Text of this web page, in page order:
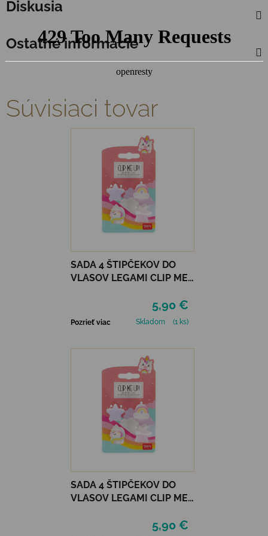
Diskusia
Ostatné informácie
Súvisiaci tovar
SADA 4 ŠTIPČEKOV DO
VLASOV LEGAMI CLIP ME
5,90 €
Pozrieť viac Skladom (1 ks)
SADA 4 ŠTIPČEKOV DO
VLASOV LEGAMI CLIP ME
5,90 €